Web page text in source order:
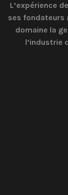
L’expérience
ses fondateurs
domaine la
l’industrie